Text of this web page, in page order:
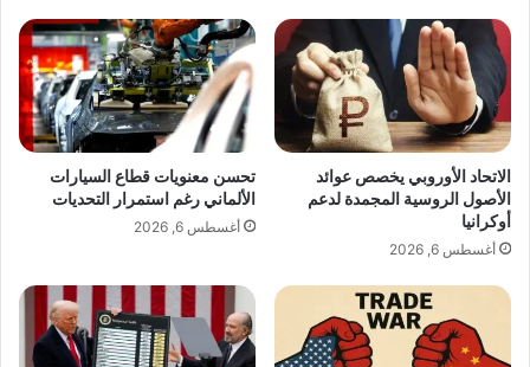
ر
ف
ي
و
ض
و
ع
ا
د
ج
ل
ي
ف
ا
د
ل
ج
ة
الاتحاد الأوروبي يخصص عوائد
الأصول الروسية المجمدة لدعم
أوكرانيا
أغسطس 6, 2026
تحسن معنويات قطاع السيارات
الألماني رغم استمرار التحديات
أغسطس 6, 2026